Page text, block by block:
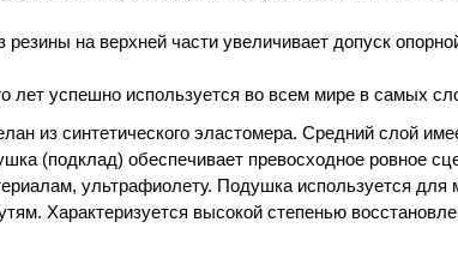
на верхней части увеличивает допуск
лет успешно используется во всем мире в самых
из синтетического эластомера. Средний слой
(подклад) обеспечивает превосходное ровное
ультрафиолету. Подушка используется для
Характеризуется высокой степенью